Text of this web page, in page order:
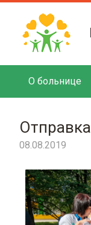
О больнице
08.08.2019